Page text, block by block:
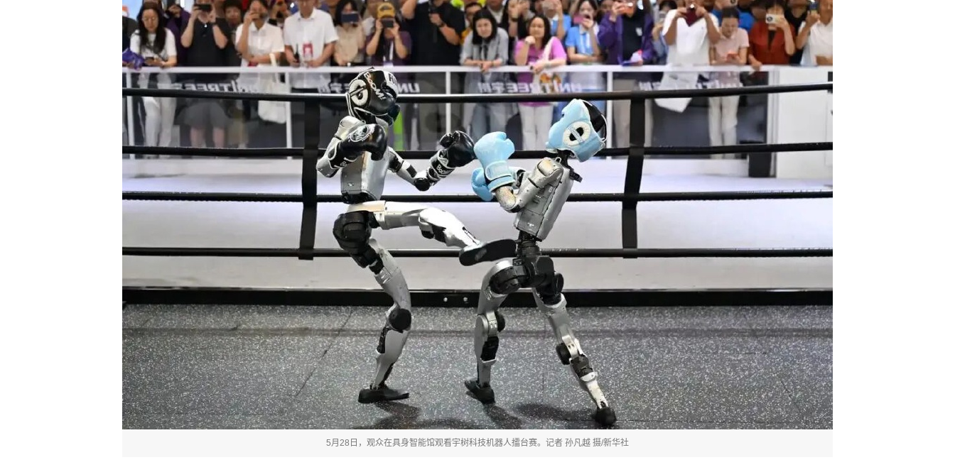
5月28日，观众在具身智能馆观看宇树科技机器人擂台赛。记者 孙凡越 摄/新华社